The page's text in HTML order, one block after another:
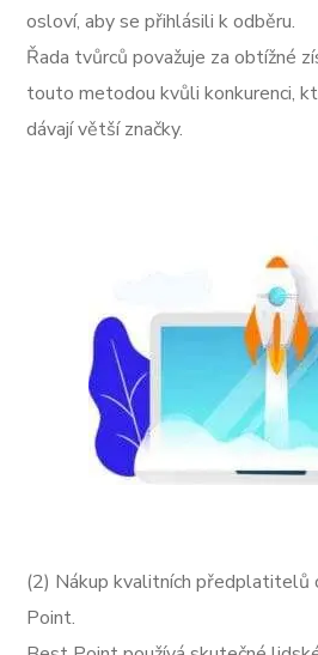
osloví, aby se přihlásili k odběru.
Řada tvůrců považuje za obtížné
touto metodou kvůli konkurenci,
dávají větší značky.
(2) Nákup kvalitních
Point.